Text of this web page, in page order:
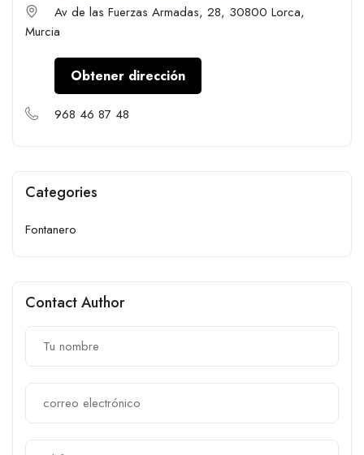
Av de las Fuerzas Armadas, 28, 30800 Lorca,
Murcia
Obtener dirección
968 46 87 48
Categories
Fontanero
Contact Author